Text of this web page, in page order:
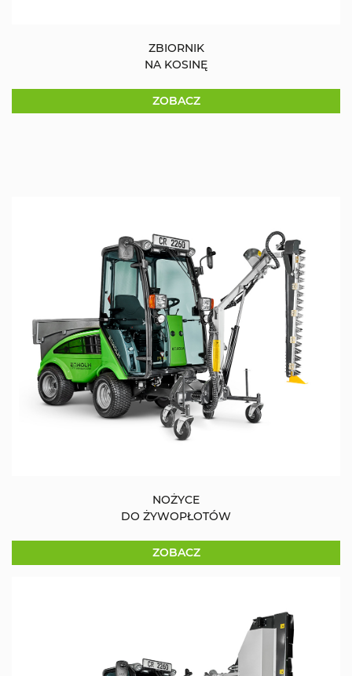
ZBIORNIK
NA KOSINĘ
ZOBACZ
NOŻYCE
DO ŻYWOPŁOTÓW
ZOBACZ